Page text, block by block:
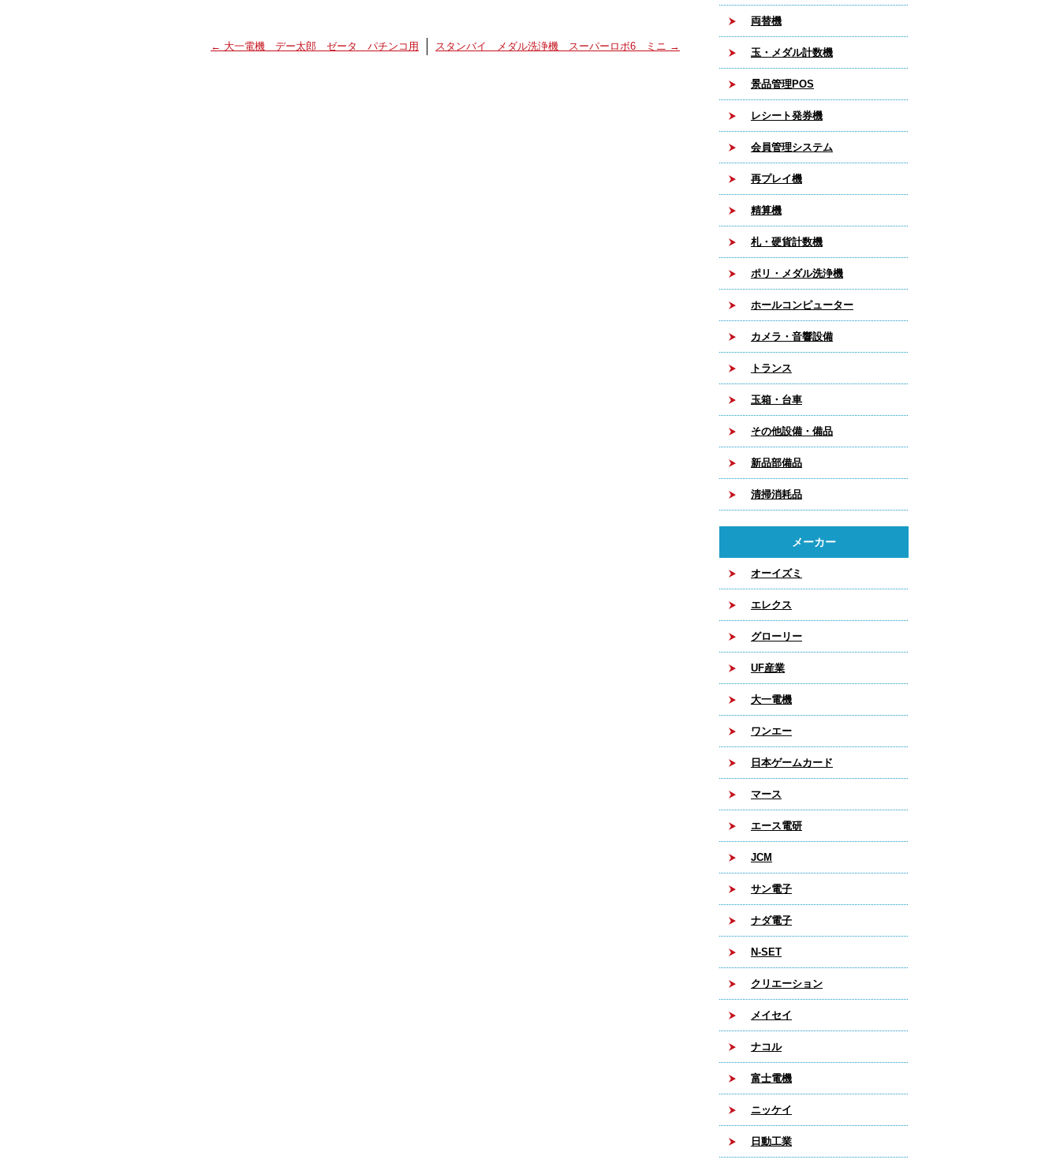
← 大一電機 デー太郎 ゼータ パチンコ用 スタンバイ メダル洗浄機 スーパーロボ6 ミニ →
両替機
玉・メダル計数機
景品管理POS
レシート発券機
会員管理システム
再プレイ機
精算機
札・硬貨計数機
ポリ・メダル洗浄機
ホールコンピューター
カメラ・音響設備
トランス
玉箱・台車
その他設備・備品
新品部備品
清掃消耗品
メーカー
オーイズミ
エレクス
グローリー
UF産業
大一電機
ワンエー
日本ゲームカード
マース
エース電研
JCM
サン電子
ナダ電子
N-SET
クリエーション
メイセイ
ナコル
富士電機
ニッケイ
日動工業